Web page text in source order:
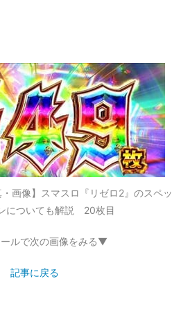
・画像】スマスロ『リゼロ2』のスペッ
についても解説 20枚目
ルで次の画像をみる▼
記事に戻る